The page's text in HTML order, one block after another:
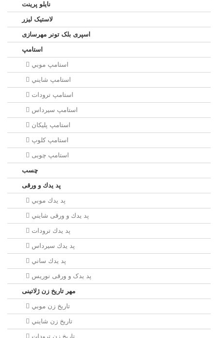
نایلو پرینت
لاستیک لیزر
اسپری بلک تونر مهرسازی
استامپ
استامپ موبي
استامپ شايني
استامپ ترودات
استامپ سيرداس
استامپ پلیکان
استامپ کلوپ
استامپ چوبی
چسب
پد يدك و ورقی
پد يدك موبي
پد يدك و ورقی شايني
پد يدك ترودات
پد يدك سيرداس
پد يدك ساني
پد یدک و ورقی نوریس
مهر تاريخ زن ژلاتینی
تاريخ زن موبي
تاريخ زن شايني
تاريخ زن ترودات